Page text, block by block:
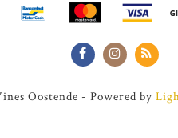
Oostende - Powered by